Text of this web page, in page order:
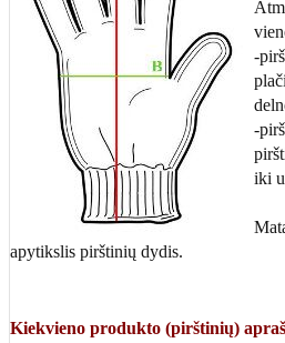
-
-
iki
apytikslis pirštinių dydis.
Kiekvieno produkto (pirštinių)